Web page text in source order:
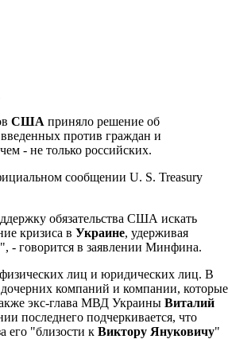
США приняло решение об
против граждан и
- не только российских.
сообщении U. S. Treasury
обязательства США искать
кризиса в Украине, удерживая
- говорится в заявлении Минфина.
лиц и юридических лиц. В
компаний и компании, которые
экс-глава МВД Украины Виталий
последнего подчеркивается, что
его "близости к Виктору Януковичу"